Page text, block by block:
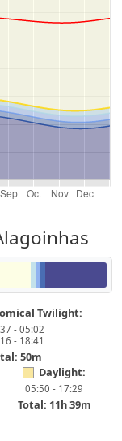
Twilight:
- 05:02
- 18:41
50m
Daylight:
05:50 - 17:29
Total: 11h 39m